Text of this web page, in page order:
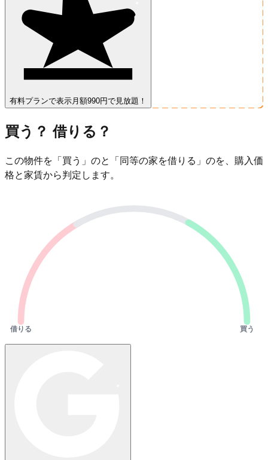
有料プランで表示 月額990円で見放題！
買う？ 借りる？
この物件を「買う」のと「同等の家を借りる」のを、購入価
格と家賃から判定します。
借りる 買う